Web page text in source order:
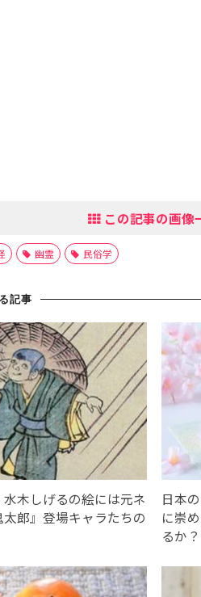
この記事の画像
幽霊 民俗学
記事
木しげるの絵には元ネ
郎』登場キャラたちの
日本
に崇
るか？